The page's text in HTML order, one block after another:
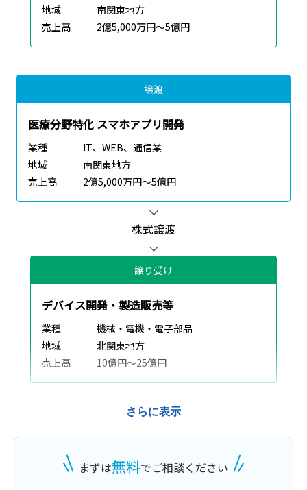
地域
南関東地方
売上高
2億5,000万円～5億円
譲渡
医療分野特化 スマホアプリ開発
業種
IT、WEB、通信業
地域
南関東地方
売上高
2億5,000万円～5億円
株式譲渡
譲り受け
デバイス開発・製造販売等
業種
機械・電機・電子部品
地域
北関東地方
売上高
10億円～25億円
地域密着型 広告制作会社
さらに表示
まずは無料でご相談ください